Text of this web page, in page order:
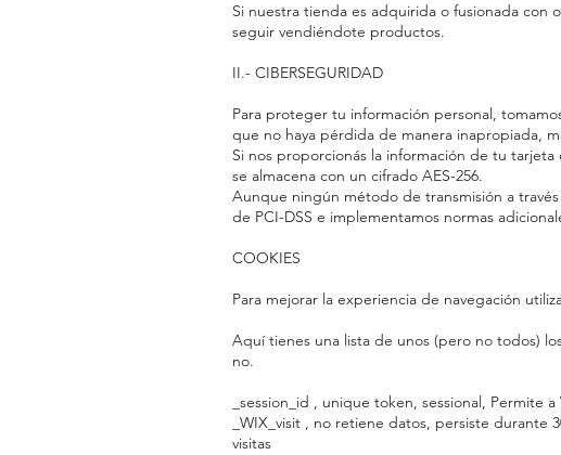
Si nuestra tienda es adquirida o fusionada
seguir vendiéndote productos.
II.- CIBERSEGURIDAD
Para proteger tu información personal,
que no haya pérdida de manera inapropiada,
Si nos proporcionás la información de tu
se almacena con un cifrado AES-256.
Aunque ningún método de transmisión a
de PCI-DSS e implementamos normas
COOKIES
Para mejorar la experiencia de navegación
Aquí tienes una lista de unos (pero no todos)
no.
_session_id , unique token, sessional, Permite
_WIX_visit , no retiene datos, persiste
visitas